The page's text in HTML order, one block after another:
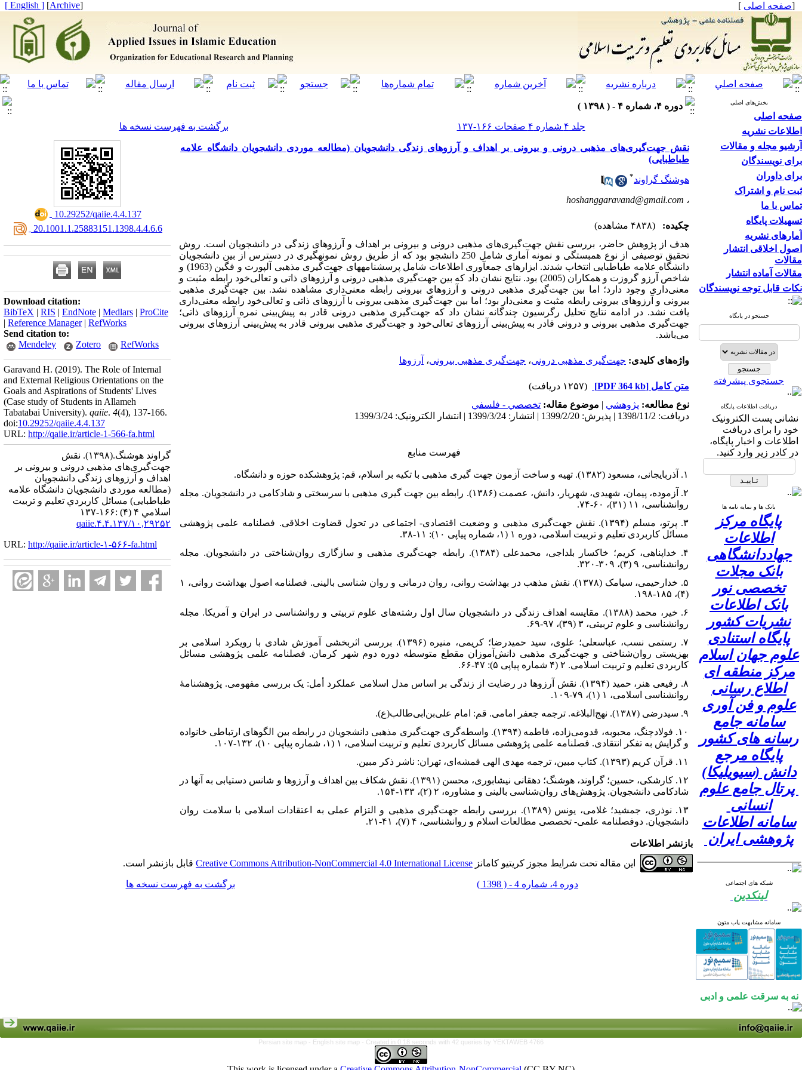
[صفحه اصلی ]
[
Archive
]
[ English ]
بخش‌های اصلی
صفحه اصلی
اطلاعات نشریه
آرشیو مجله و مقالات
برای نویسندگان
برای داوران
ثبت نام و اشتراک
تماس با ما
تسهیلات پایگاه
آمارهای نشریه
اصول اخلاقی انتشار
مقالات
مقالات آماده انتشار
نکات قابل توجه نویسندگان
جستجو در پایگاه
جستجوی پیشرفته
دریافت اطلاعات پایگاه
نشانی پست الکترونیک
خود را برای دریافت
اطلاعات و اخبار پایگاه،
در کادر زیر وارد کنید.
بانک ها و نمایه نامه ها
پایگاه مرکز
اطلاعات
جهاددانشگاهی
بانک مجلات
تخصصی نور
بانک اطلاعات
نشریات کشور
پایگاه استنادی
علوم جهان اسلام
مرکز منطقه ای
اطلاع رسانی
علوم و فن آوری
سامانه جامع
رسانه های کشور
پایگاه مرجع
دانش (سیویلیکا)
پرتال جامع علوم
انسانی
سامانه اطلاعات
پژوهشی ایران
شبکه های اجتماعی
لینکدین
سامانه مشابهت یاب متون
نه به سرقت علمی و ادبی
دوره ۴، شماره ۴ - ( ۱۳۹۸ )
جلد ۴ شماره ۴ صفحات ۱۶۶-۱۳۷
برگشت به فهرست نسخه ها
نقش جهت‌گیری‌های مذهبی درونی و بیرونی بر اهداف و آرزوهای زندگی دانشجویان (مطالعه موردی دانشجویان دانشگاه علامه
طباطبایی)
هوشنگ گراوند*
، hoshanggaravand@gmail.com
چکیده:
(۴۸۳۸ مشاهده)
هدف از پژوهش حاضر، بررسی نقش جهت‌گیری‌های مذهبی درونی و بیرونی بر اهداف و آرزوهای زندگی در دانشجویان است. روش
تحقیق توصیفی از نوع همبستگی و نمونه آماری شامل 250 دانشجو بود که از طریق روش نمونه­گیری در دسترس از بین دانشجویان
دانشگاه علامه طباطبایی انتخاب شدند. ابزارهای جمع­آوری اطلاعات شامل پرسشنامه­های جهت‌گیری مذهبی آلپورت و فگین (1963) و
شاخص آرزو گروزت و همکاران (2005) بود. نتایج نشان داد که بین جهت‌گیری مذهبی درونی و آرزوهای ذاتی و تعالی‌خود رابطه مثبت و
معنی‌داری وجود دارد؛ اما بین جهت‌گیری مذهبی درونی و آرزوهای بیرونی رابطه معنی‌داری مشاهده نشد. بین جهت‌گیری مذهبی
بیرونی و آرزوهای بیرونی رابطه مثبت و معنی‌دار بود؛ اما بین جهت‌گیری مذهبی بیرونی با آرزوهای ذاتی و تعالی‌خود رابطه معنی‌داری
یافت نشد. در ادامه نتایج تحلیل رگرسیون چندگانه نشان داد که جهت‌گیری مذهبی درونی قادر به پیش‌بینی نمره آرزوهای ذاتی؛
جهت‌گیری مذهبی بیرونی و درونی قادر به پیش‌بینی آرزوهای تعالی‌خود و جهت‌گیری مذهبی بیرونی قادر به پیش‌بینی آرزوهای بیرونی
می‌باشد.
واژه‌های کلیدی: جهت‌گیری مذهبی درونی، جهت‌گیری مذهبی بیرونی، آرزوها
متن کامل [PDF 364 kb]
(۱۲۵۷ دریافت)
نوع مطالعه: پژوهشي | موضوع مقاله: تخصصي - فلسفي
دریافت: 1398/11/2 | پذیرش: 1399/2/20 | انتشار: 1399/3/24 | انتشار الکترونیک: 1399/3/24
فهرست منابع
۱. آذربایجانی، مسعود (۱۳۸۲). تهیه و ساخت آزمون جهت گیری مذهبی با تکیه بر اسلام، قم: پژوهشکده حوزه و دانشگاه.
۲. آزموده، پیمان، شهیدی، شهریار، دانش، عصمت (۱۳۸۶). رابطه بین جهت گیری مذهبی با سرسختی و شادکامی در دانشجویان. مجله
روانشناسی، ۱۱ (۳۱)، ۶۰-۷۴.
۳. پرتو، مسلم (۱۳۹۴). نقش جهت‌گیری مذهبی و وضعیت اقتصادی- اجتماعی در تحول قضاوت اخلاقی. فصلنامه علمی پژوهشی
مسائل کاربردی تعلیم و تربیت اسلامی، دوره ۱ (۱، شماره پیاپی ۱۰): ۱۱-۳۸.
۴. خداپناهی، کریم؛ خاکسار بلداجی، محمدعلی (۱۳۸۴). رابطه جهت‌گیری مذهبی و سازگاری روان‌شناختی در دانشجویان. مجله
روانشناسی، ۹ (۳)، ۳۰۹-۳۲۰.
۵. خدارحیمی، سیامک (۱۳۷۸). نقش مذهب در بهداشت روانی، روان درمانی و روان شناسی بالینی. فصلنامه اصول بهداشت روانی، ۱
(۴)، ۱۸۵-۱۹۸.
۶. خیر، محمد (۱۳۸۸). مقایسه اهداف زندگی در دانشجویان سال اول رشته‌های علوم تربیتی و روانشناسی در ایران و آمریکا. مجله
روانشناسی و علوم تربیتی، ۳ (۳۹)، ۹۷-۶۹.
۷. رستمی نسب، عباسعلی؛ علوی، سید حمیدرضا؛ کریمی، منیره (۱۳۹۶). بررسی اثربخشی آموزش شادی با رویکرد اسلامی بر
بهزیستی روان‌شناختی و جهت‌گیری مذهبی دانش‌آموزان مقطع متوسطه دوره دوم شهر کرمان. فصلنامه علمی پژوهشی مسائل
کاربردی تعلیم و تربیت اسلامی. ۲ (۴ شماره پیاپی ۵): ۴۷-۶۶.
۸. رفیعی هنر، حمید (۱۳۹۴). نقش آرزوها در رضایت از زندگی بر اساس مدل اسلامی عملکرد أمل: یک بررسی مفهومی. پژوهشنامۀ
روانشناسی اسلامی، ۱ (۱)، ۷۹-۱۰۹.
۹. سیدرضی (۱۳۸۷). نهج‌البلاغه. ترجمه جعفر امامی. قم: امام علی‌بن‌ابی‌طالب(ع).
۱۰. فولادچنگ، محبوبه، قدومی‌زاده، فاطمه (۱۳۹۴). واسطه‌گری جهت‌گیری مذهبی دانشجویان در رابطه بین الگو‌های ارتباطی خانواده
و گرایش به تفکر انتقادی. فصلنامه علمی پژوهشی مسائل کاربردی تعلیم و تربیت اسلامی، ۱ (۱، شماره پیاپی ۱۰)، ۱۳۲-۱۰۷.
۱۱. قرآن کریم (۱۳۹۳). کتاب مبین، ترجمه مهدی الهی قمشه‌ای، تهران: ناشر ذکر مبین.
۱۲. کارشکی، حسین؛ گراوند، هوشنگ؛ دهقانی نیشابوری، محسن (۱۳۹۱). نقش شکاف بین اهداف و آرزوها و شانس دستیابی به آنها در
شادکامی دانشجویان. پژوهش‌های روان‌شناسی بالینی و مشاوره، ۲ (۲)، ۱۳۳-۱۵۴.
۱۳. نوذری، جمشید؛ غلامی، یونس (۱۳۸۹). بررسی رابطه جهت‌گیری مذهبی و التزام عملی به اعتقادات اسلامی با سلامت روان
دانشجویان. دوفصلنامه علمی- تخصصی مطالعات اسلام و روانشناسی، ۴ (۷)، ۴۱-۲۱.
‎ 10.29252/qaiie.4.4.137
‎ 20.1001.1.25883151.1398.4.4.6.6
Download citation:
BibTeX | RIS | EndNote | Medlars | ProCite
| Reference Manager| RefWorks
Send citation to:
Mendeley
Zotero RefWorks
Garavand H. (2019). The Role of Internal
and External Religious Orientations on the
Goals and Aspirations of Students' Lives
(Case study of Students in Allameh
Tabatabai University). qaiie. 4(4), 137-166.
doi:10.29252/qaiie.4.4.137
URL: http://qaiie.ir/article-1-566-fa.html
گراوند هوشنگ.(۱۳۹۸).
نقش
جهت‌گیری‌های مذهبی درونی و بیرونی بر
اهداف و آرزوهای زندگی دانشجویان
(مطالعه موردی دانشجویان دانشگاه علامه
طباطبایی) مسائل كاربردي تعليم و تربيت
اسلامي ۴ (۴) :۱۶۶-۱۳۷
۱۰,۲۹۲۵۲/qaiie.۴.۴.۱۳۷
URL: http://qaiie.ir/article-۱-۵۶۶-fa.html
بازنشر اطلاعات
این مقاله تحت شرایط مجوز کریتیو کامانز Creative Commons Attribution-NonCommercial 4.0 International License قابل بازنشر است.
دوره 4، شماره 4 - ( 1398 ) برگشت به فهرست نسخه ها
Persian site map - English site map - Created in 0.18 seconds with 42 queries by YEKTAWEB 4766